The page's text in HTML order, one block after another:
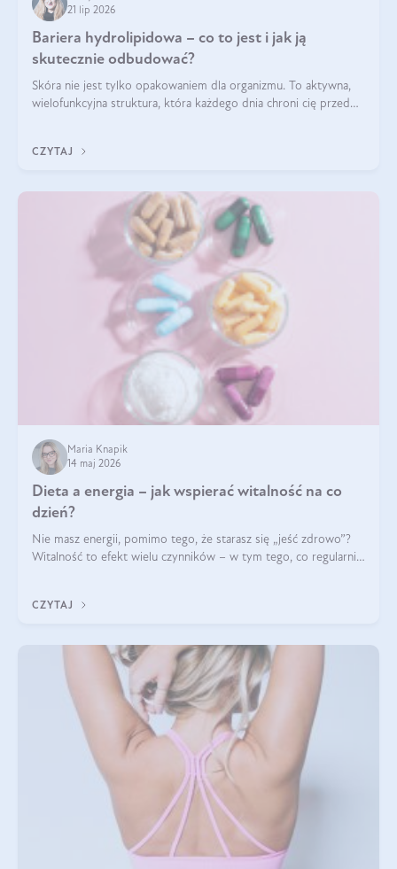
21 lip 2026
Bariera hydrolipidowa – co to jest i jak ją
skutecznie odbudować?
Skóra nie jest tylko opakowaniem dla organizmu. To aktywna,
wielofunkcyjna struktura, która każdego dnia chroni cię przed
bariera hydrolipidowa.
CZYTAJ
Maria Knapik
14 maj 2026
Dieta a energia – jak wspierać witalność na co
dzień?
Nie masz energii, pomimo tego, że starasz się „jeść zdrowo”?
Witalność to efekt wielu czynników – w tym tego, co regularnie
CZYTAJ